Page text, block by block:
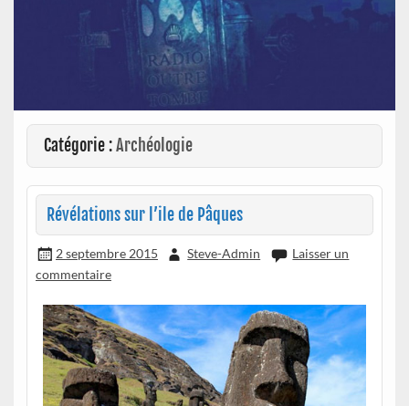
Catégorie :Archéologie
Révélations sur l’ile de Pâques
2 septembre 2015 Steve-Admin
Laisser un
commentaire